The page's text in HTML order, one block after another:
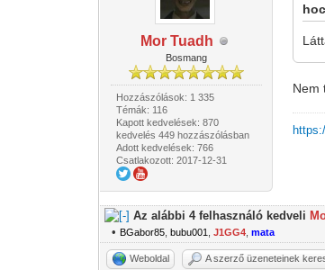
Mor Tuadh
Bosmang
Hozzászólások: 1 335
Témák: 116
Kapott kedvelések: 870
kedvelés 449 hozzászólásban
Adott kedvelések: 766
Csatlakozott: 2017-12-31
Nem
Az alábbi 4 felhasználó kedveli
• BGabor85 ,bubu001 ,J1GG4 ,mata
Weboldal A szerző üzeneteinek